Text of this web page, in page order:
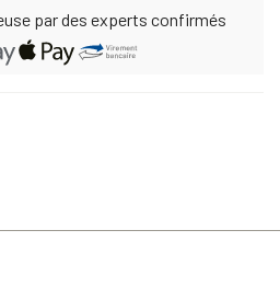
par des experts confirmés